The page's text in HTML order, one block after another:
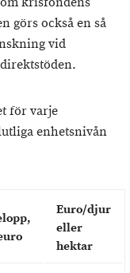
görs också en så
vid
för varje
enhetsnivån
Euro/djur
eller
hektar